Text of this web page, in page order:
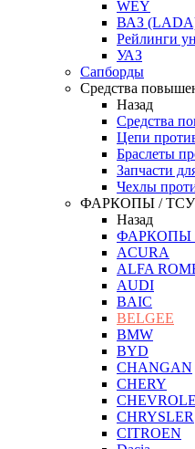
WEY
ВАЗ
Рейлинги
УАЗ
Сапборды
Средства
Назад
Средства
Цепи
Браслеты
Запчасти
Чехлы
ФАРКОПЫ / ТСУ
Назад
ФАРКОПЫ
ACURA
ALFA
AUDI
BAIC
BELGEE
BMW
BYD
CHANGAN
CHERY
CHRYSLER
CITROEN